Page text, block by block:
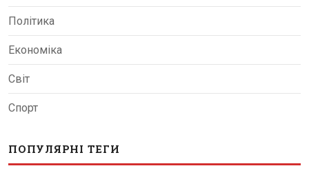
Політика
Економіка
Світ
Спорт
ПОПУЛЯРНІ ТЕГИ